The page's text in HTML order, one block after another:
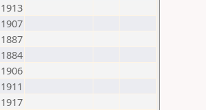
1913
1907
1887
1884
1906
1911
1917